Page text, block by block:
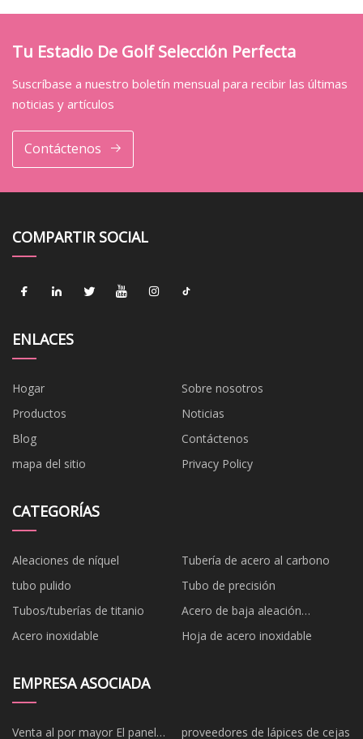
Tu Estadio De Golf Selección Perfecta
Suscríbase a nuestro boletín mensual para recibir las últimas
noticias y artículos
Contáctenos
COMPARTIR SOCIAL
ENLACES
Hogar
Sobre nosotros
Productos
Noticias
Blog
Contáctenos
mapa del sitio
Privacy Policy
CATEGORÍAS
Aleaciones de níquel
Tubería de acero al carbono
tubo pulido
Tubo de precisión
Tubos/tuberías de titanio
Acero de baja aleación
cromolibdeno
Acero inoxidable Hoja de acero inoxidable
EMPRESA ASOCIADA
Venta al por mayor El panel proveedores de lápices de cejas